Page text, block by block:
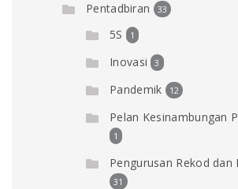
Pentadbiran 33
5S 1
Inovasi 3
Pandemik 12
Pelan Kesinambungan
1
Pengurusan Rekod dan
31